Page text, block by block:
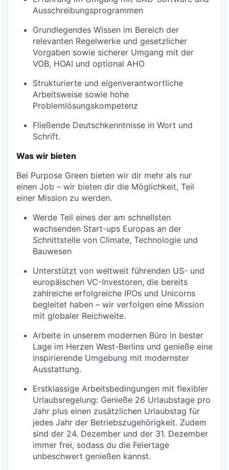
Ausschreibungsprogrammen
Grundlegendes Wissen im Bereich der
relevanten Regelwerke und gesetzlicher
Vorgaben sowie sicherer Umgang mit der
VOB, HOAI und optional AHO
Strukturierte und eigenverantwortliche
Arbeitsweise sowie hohe
Problemlösungskompetenz
Fließende Deutschkenntnisse in Wort und
Schrift.
Was wir bieten
Bei Purpose Green bieten wir dir mehr als nur
einen Job – wir bieten dir die Möglichkeit, Teil
einer Mission zu werden.
Werde Teil eines der am schnellsten
wachsenden Start-ups Europas an der
Schnittstelle von Climate, Technologie und
Bauwesen
Unterstützt von weltweit führenden US- und
europäischen VC-Investoren, die bereits
zahlreiche erfolgreiche IPOs und Unicorns
begleitet haben – wir verfolgen eine Mission
mit globaler Reichweite.
Arbeite in unserem modernen Büro in bester
Lage im Herzen West-Berlins und genieße eine
inspirierende Umgebung mit modernster
Ausstattung.
Erstklassige Arbeitsbedingungen mit flexibler
Urlaubsregelung: Genieße 26 Urlaubstage pro
Jahr plus einen zusätzlichen Urlaubstag für
jedes Jahr der Betriebszugehörigkeit. Zudem
sind der 24. Dezember und der 31. Dezember
immer frei, sodass du die Feiertage
unbeschwert genießen kannst.